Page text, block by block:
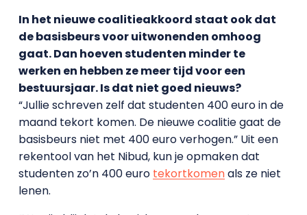
In het nieuwe coalitieakkoord staat ook dat
de basisbeurs voor uitwonenden omhoog
gaat. Dan hoeven studenten minder te
werken en hebben ze meer tijd voor een
bestuursjaar. Is dat niet goed nieuws?
“Jullie schreven zelf dat studenten 400 euro in de
maand tekort komen. De nieuwe coalitie gaat de
basisbeurs niet met 400 euro verhogen.” Uit een
rekentool van het Nibud, kun je opmaken dat
studenten zo’n 400 euro tekortkomenals ze niet
lenen.